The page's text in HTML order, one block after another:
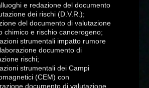
e redazione del documento
dei rischi (D.V.R.);
del documento di valutazione
chimico e rischio cancerogeno;
strumentali impatto rumore
documento di
rischi;
strumentali dei Campi
(CEM) con
documento di valutazione